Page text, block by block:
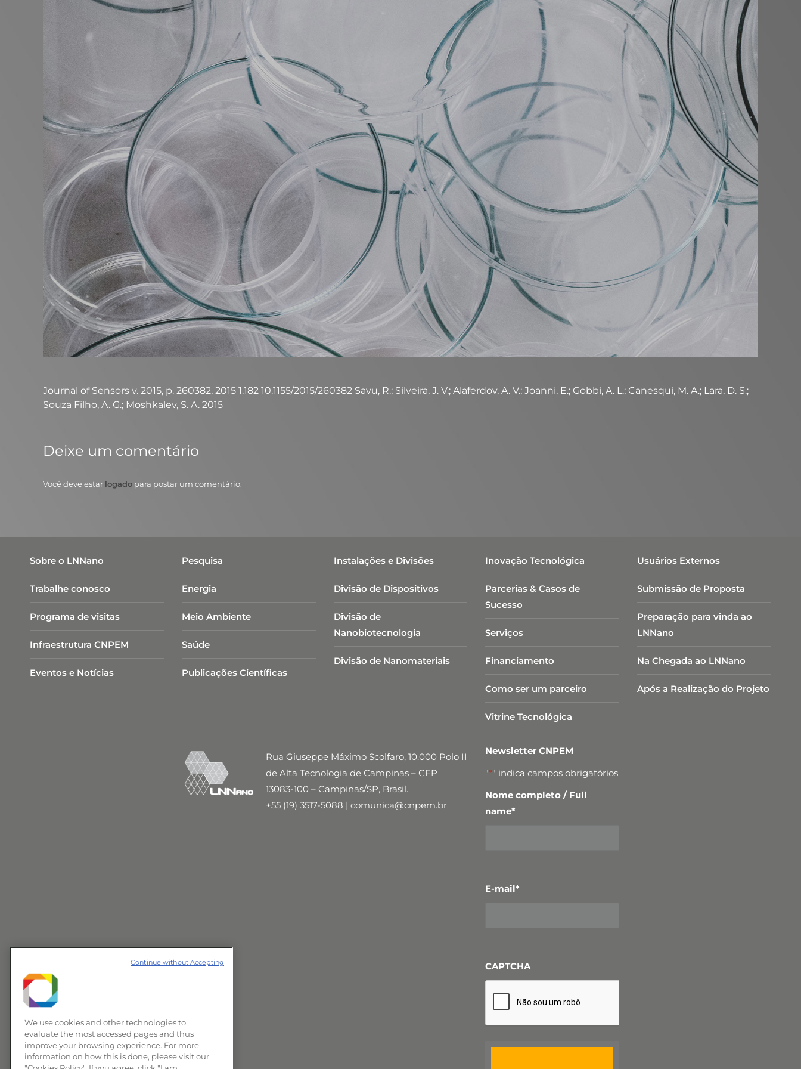
Journal of Sensors v. 2015, p. 260382, 2015 1.182 10.1155/2015/260382 Savu, R.; Silveira, J. V.; Alaferdov, A. V.; Joanni, E.; Gobbi, A. L.; Canesqui, M. A.; Lara, D. S.;
Souza Filho, A. G.; Moshkalev, S. A. 2015
Deixe um comentário
Você deve estar logado para postar um comentário.
Sobre o LNNano
Trabalhe conosco
Programa de visitas
Infraestrutura CNPEM
Eventos e Notícias
Pesquisa
Energia
Meio Ambiente
Saúde
Publicações Científicas
Instalações e Divisões
Divisão de Dispositivos
Divisão de
Nanobiotecnologia​
Divisão de Nanomateriais
Inovação Tecnológica
Parcerias & Casos de
Sucesso
Serviços
Financiamento
Como ser um parceiro
Vitrine Tecnológica
Usuários Externos
Submissão de Proposta
Preparação para vinda ao
LNNano
Na Chegada ao LNNano
Após a Realização do Projeto
Rua Giuseppe Máximo Scolfaro, 10.000 Polo II
de Alta Tecnologia de Campinas – CEP
13083-100 – Campinas/SP, Brasil.
+55 (19) 3517-5088 | comunica@cnpem.br
Newsletter CNPEM
"*" indica campos obrigatórios
Nome completo / Full
name*
E-mail*
CAPTCHA
We use cookies and other technologies to
evaluate the most accessed pages and thus
improve your browsing experience. For more
information on how this is done, please visit our
Continue without Accepting